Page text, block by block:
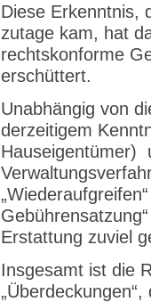
Diese Erkenntnis,
zutage kam, hat
rechtskonforme
erschüttert.
Unabhängig von
derzeitigem
Hauseigentümer)
Erstattung zuviel
Insgesamt ist die